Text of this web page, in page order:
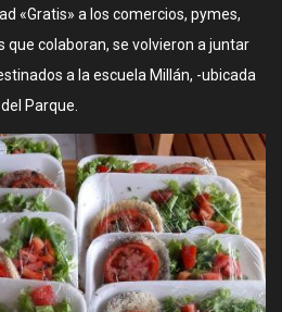
«Gratis» a los comercios, pymes,
colaboran, se volvieron a juntar
a la escuela Millán, -ubicada
Parque.